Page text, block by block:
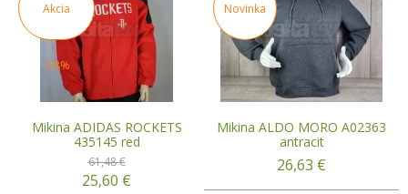
Akcia
-58%
Mikina ADIDAS ROCKETS
435145 red
61,48 €
25,60 €
Novinka
Mikina ALDO MORO A02363
antracit
26,63 €